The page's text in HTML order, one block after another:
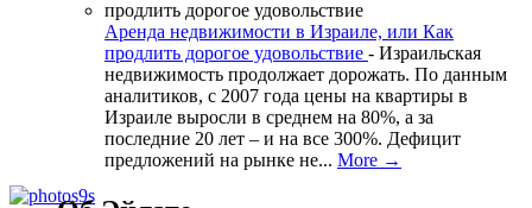
Аренда недвижимости в Израиле, или Как
продлить дорогое удовольствие - Израильская
недвижимость продолжает дорожать. По данным
аналитиков, с 2007 года цены на квартиры в
Израиле выросли в среднем на 80%, а за
последние 20 лет – и на все 300%. Дефицит
предложений на рынке не... More →